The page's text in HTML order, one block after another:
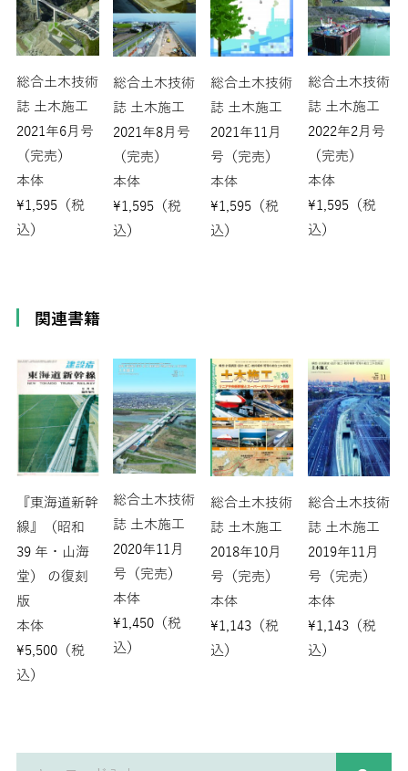
総合土木技術
誌 土木施工
2021年6月号
（完売）
本体
¥1,595（税
込）
総合土木技術
誌 土木施工
2021年8月号
（完売）
本体
¥1,595 （税
込）
総合土木技術
誌 土木施工
2021年11月
号（完売）
本体
¥1,595（税
込）
総合土木技術
誌 土木施工
2022年2月号
（完売）
本体
¥1,595（税
込）
関連書籍
『東海道新幹
線』（昭和
39 年・山海
堂） の復刻
版
本体
¥5,500（税
込）
総合土木技術
誌 土木施工
2020年11月
号（完売）
本体
¥1,450 （税
込）
総合土木技術
誌 土木施工
2018年10月
号（完売）
本体
¥1,143（税
込）
総合土木技術
誌 土木施工
2019年11月
号（完売）
本体
¥1,143（税
込）